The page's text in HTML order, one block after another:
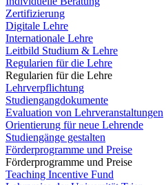
Zertifizierung
Digitale Lehre
Internationale Lehre
Leitbild Studium & Lehre
Regularien für die Lehre
Regularien für die Lehre
Lehrverpflichtung
Studiengangdokumente
Evaluation von Lehrveranstaltungen
Orientierung für neue Lehrende
Studiengänge gestalten
Förderprogramme und Preise
Förderprogramme und Preise
Teaching Incentive Fund